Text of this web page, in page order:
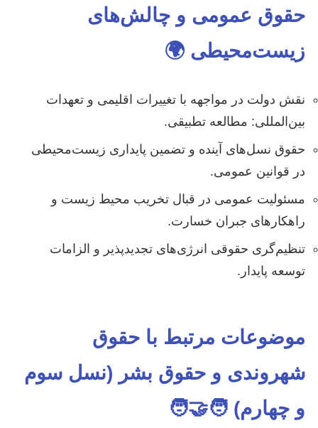
حقوق عمومی و چالش‌های
زیست‌محیطی 🌍
نقش دولت در مواجهه با تغییرات اقلیمی و تعهدات
بین‌المللی: مطالعه تطبیقی.
حقوق نسل‌های آینده و تضمین پایداری زیست‌محیطی
در قوانین عمومی.
مسئولیت عمومی در قبال تخریب محیط زیست و
راهکارهای جبران خسارت.
تنظیم‌گری حقوقی انرژی‌های تجدیدپذیر و الزامات
توسعه پایدار.
موضوعات مرتبط با حقوق
شهروندی و حقوق بشر (نسل سوم
و چهارم) 🧑‍🤝‍🧑